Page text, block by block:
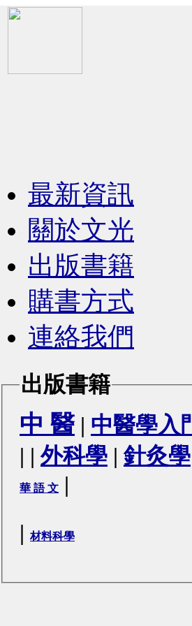
最新資訊
關於文光
出版書籍
購書方式
連絡我們
出版書籍
中 醫 | 中醫學入
| |外科學 |針灸學
華 語 文 |
|材料科學